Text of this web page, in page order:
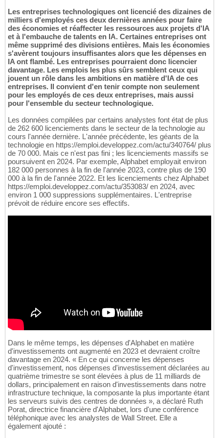
Les entreprises technologiques ont licencié des dizaines de
milliers d'employés ces deux dernières années pour faire
des économies et réaffecter les ressources aux projets d'IA
et à l'embauche de talents en IA. Certaines entreprises ont
même supprimé des divisions entières. Mais les économies
s'avèrent toujours insuffisantes alors que les dépenses en
IA ont flambé. Les entreprises pourraient donc licencier
davantage. Les emplois les plus sûrs semblent ceux qui
jouent un rôle dans les ambitions en matière d'IA de ces
entreprises. Il convient d'en tenir compte non seulement
pour les employés de ces deux entreprises, mais aussi
pour l'ensemble du secteur technologique.
Les données compilées par certains analystes font état de plus
de 262 600 licenciements dans le secteur de la technologie au
cours l'année dernière. L'année précédente, les géants de la
technologie en https://emploi.developpez.com/actu/340764/ plus
de 70 000. Mais ce n'est pas fini ; les licenciements massifs se
poursuivent en 2024. Par exemple, Alphabet employait environ
182 000 personnes à la fin de l'année 2023, contre plus de 190
000 à la fin de l'année 2022. Et les licenciements chez Alphabet
https://emploi.developpez.com/actu/353083/ en 2024, avec
environ 1 000 suppressions supplémentaires. L'entreprise
prévoit de réduire encore ses effectifs.
Dans le même temps, les dépenses d'Alphabet en matière
d'investissements ont augmenté en 2023 et devraient croître
davantage en 2024. « En ce qui concerne les dépenses
d'investissement, nos dépenses d'investissement déclarées au
quatrième trimestre se sont élevées à plus de 11 milliards de
dollars, principalement en raison d'investissements dans notre
infrastructure technique, la composante la plus importante étant
les serveurs suivis des centres de données », a déclaré Ruth
Porat, directrice financière d'Alphabet, lors d'une conférence
téléphonique avec les analystes de Wall Street. Elle a
également ajouté :